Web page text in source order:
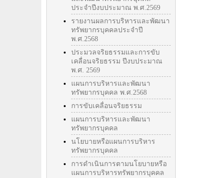
ประจำปีงบประมาณ พ.ศ.2569
รายงานผลการบริหารและพัฒนา
ทรัพยากรบุคคลประจำปี
พ.ศ.2568
ประมวลจริยธรรมและการขับ
เคลื่อนจริยธรรม ปีงบประมาณ
พ.ศ. 2569
แผนการบริหารและพัฒนา
ทรัพยากรบุคคล พ.ศ.2568
การขับเคลื่อนจริยธรรม
แผนการบริหารและพัฒนา
ทรัพยากรบุคคล
นโยบายหรือแผนการบริหาร
ทรัพยากรบุคคล
การดำเนินการตามนโยบายหรือ
แผนการบริหารทรัพยากรบุคคล